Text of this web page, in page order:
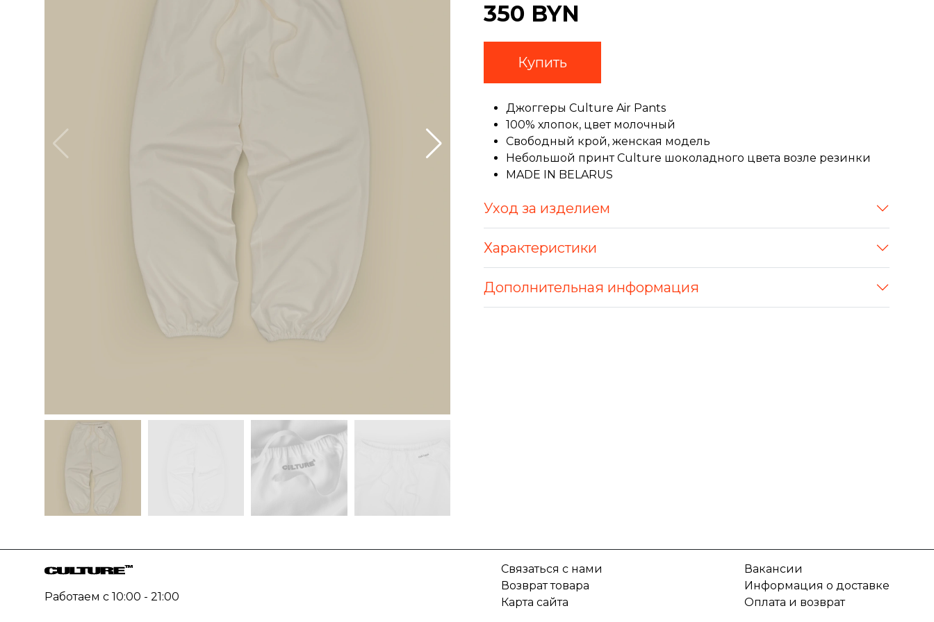
350 BYN
Купить
Джоггеры Culture Air Pants
100% хлопок, цвет молочный
Свободный крой, женская модель
Небольшой принт Culture шоколадного цвета возле резинки
MADE IN BELARUS
Уход за изделием
Характеристики
Дополнительная информация
Работаем с 10:00 - 21:00
Связаться с нами
Возврат товара
Карта сайта
Вакансии
Информация о доставке
Оплата и возврат